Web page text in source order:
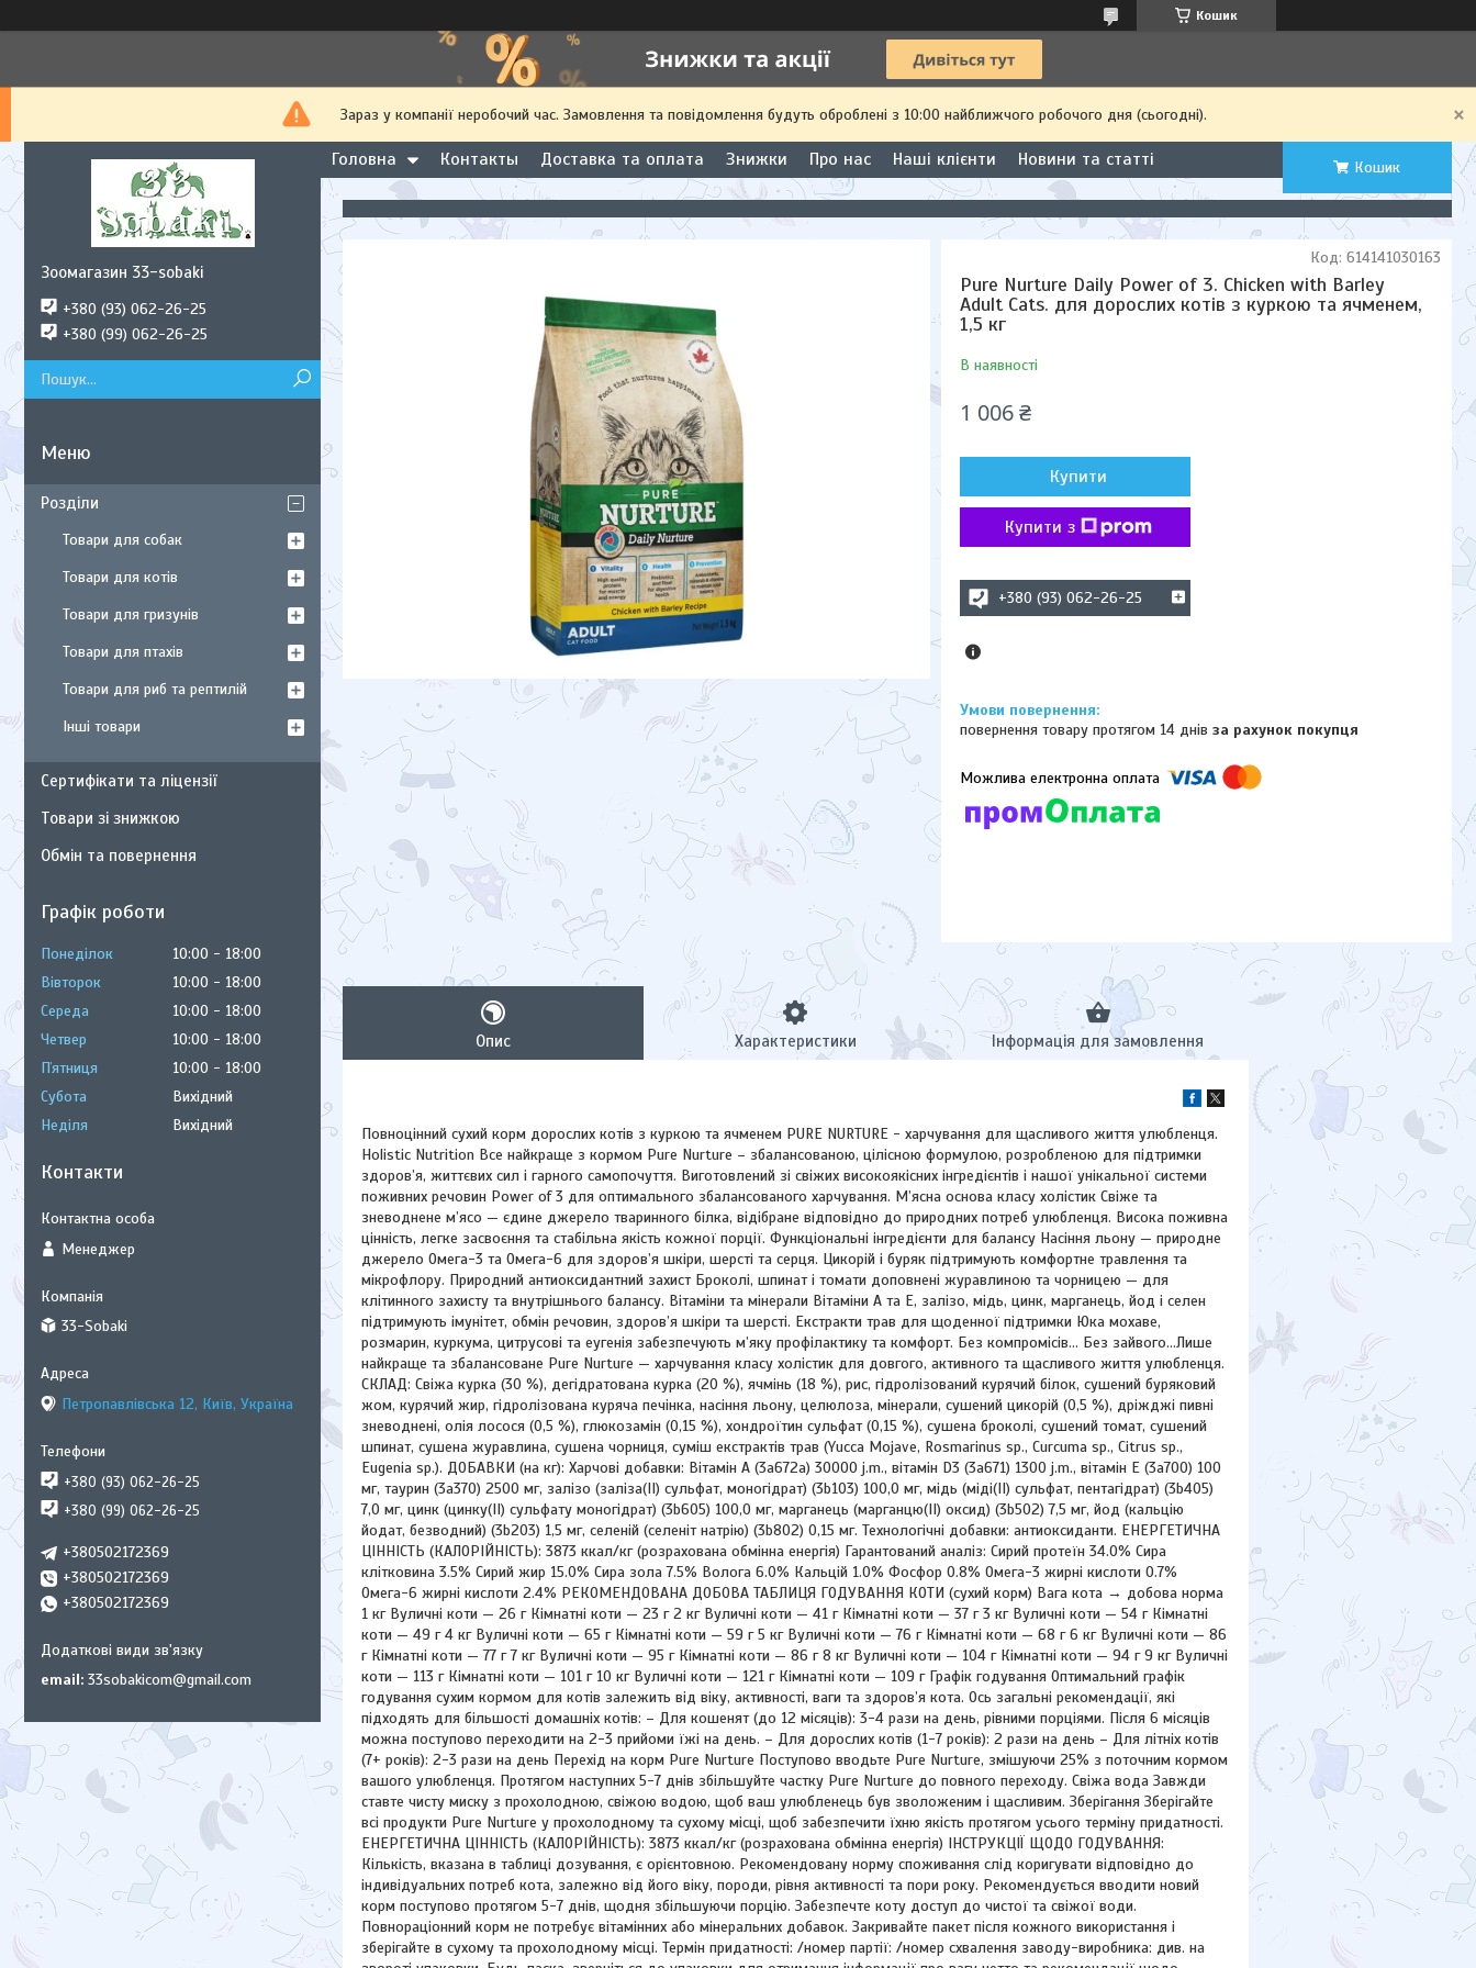
Кошик
Зараз у компанії неробочий час. Замовлення та повідомлення будуть оброблені з 10:00 найближчого робочого дня (сьогодні).
Головна Контакты Доставка та оплата Знижки Про нас Наші клієнти Новини та статті Кошик
Pure Nurture Daily Power of 3. Chicken with Barley
Adult Cats. для дорослих котів з куркою та ячменем,
1,5 кг
В наявності
Код: 614141030163
1 006 ₴
Купити
Купити з
+380 (93) 062-26-25
повернення товару протягом 14 днівза рахунок покупця
Опис Характеристики Інформація для замовлення
Повноцінний сухий корм дорослих котів з куркою та ячменем PURE NURTURE - харчування для щасливого життя улюбленця.
Holistic Nutrition Все найкраще з кормом Pure Nurture – збалансованою, цілісною формулою, розробленою для підтримки
здоров’я, життєвих сил і гарного самопочуття. Виготовлений зі свіжих високоякісних інгредієнтів і нашої унікальної системи
поживних речовин Power of 3 для оптимального збалансованого харчування. М’ясна основа класу холістик Свіже та
зневоднене м’ясо — єдине джерело тваринного білка, відібране відповідно до природних потреб улюбленця. Висока поживна
цінність, легке засвоєння та стабільна якість кожної порції. Функціональні інгредієнти для балансу Насіння льону — природне
джерело Омега-3 та Омега-6 для здоров’я шкіри, шерсті та серця. Цикорій і буряк підтримують комфортне травлення та
мікрофлору. Природний антиоксидантний захист Броколі, шпинат і томати доповнені журавлиною та чорницею — для
клітинного захисту та внутрішнього балансу. Вітаміни та мінерали Вітаміни A та E, залізо, мідь, цинк, марганець, йод і селен
підтримують імунітет, обмін речовин, здоров’я шкіри та шерсті. Екстракти трав для щоденної підтримки Юка мохаве,
розмарин, куркума, цитрусові та еугенія забезпечують м’яку профілактику та комфорт. Без компромісів... Без зайвого...Лише
найкраще та збалансоване Pure Nurture — харчування класу холістик для довгого, активного та щасливого життя улюбленця.
СКЛАД: Свіжа курка (30 %), дегідратована курка (20 %), ячмінь (18 %), рис, гідролізований курячий білок, сушений буряковий
жом, курячий жир, гідролізована куряча печінка, насіння льону, целюлоза, мінерали, сушений цикорій (0,5 %), дріжджі пивні
зневоднені, олія лосося (0,5 %), глюкозамін (0,15 %), хондроїтин сульфат (0,15 %), сушена броколі, сушений томат, сушений
шпинат, сушена журавлина, сушена чорниця, суміш екстрактів трав (Yucca Mojave, Rosmarinus sp., Curcuma sp., Citrus sp.,
Eugenia sp.). ДОБАВКИ (на кг): Харчові добавки: Вітамін А (3a672a) 30000 j.m., вітамін D3 (3a671) 1300 j.m., вітамін Е (3a700) 100
мг, таурин (3а370) 2500 мг, залізо (заліза(II) сульфат, моногідрат) (3b103) 100,0 мг, мідь (міді(II) сульфат, пентагідрат) (3b405)
7,0 мг, цинк (цинку(II) сульфату моногідрат) (3b605) 100,0 мг, марганець (марганцю(II) оксид) (3b502) 7,5 мг, йод (кальцію
йодат, безводний) (3b203) 1,5 мг, селеній (селеніт натрію) (3b802) 0,15 мг. Технологічні добавки: антиоксиданти. ЕНЕРГЕТИЧНА
ЦІННІСТЬ (КАЛОРІЙНІСТЬ): 3873 ккал/кг (розрахована обмінна енергія) Гарантований аналіз: Сирий протеїн 34.0% Сира
клітковина 3.5% Сирий жир 15.0% Сира зола 7.5% Волога 6.0% Кальцій 1.0% Фосфор 0.8% Омега-3 жирні кислоти 0.7%
Омега-6 жирні кислоти 2.4% РЕКОМЕНДОВАНА ДОБОВА ТАБЛИЦЯ ГОДУВАННЯ КОТИ (сухий корм) Вага кота → добова норма
1 кг Вуличні коти — 26 г Кімнатні коти — 23 г 2 кг Вуличні коти — 41 г Кімнатні коти — 37 г 3 кг Вуличні коти — 54 г Кімнатні
коти — 49 г 4 кг Вуличні коти — 65 г Кімнатні коти — 59 г 5 кг Вуличні коти — 76 г Кімнатні коти — 68 г 6 кг Вуличні коти — 86
г Кімнатні коти — 77 г 7 кг Вуличні коти — 95 г Кімнатні коти — 86 г 8 кг Вуличні коти — 104 г Кімнатні коти — 94 г 9 кг Вуличні
коти — 113 г Кімнатні коти — 101 г 10 кг Вуличні коти — 121 г Кімнатні коти — 109 г Графік годування Оптимальний графік
годування сухим кормом для котів залежить від віку, активності, ваги та здоров’я кота. Ось загальні рекомендації, які
підходять для більшості домашніх котів: – Для кошенят (до 12 місяців): 3-4 рази на день, рівними порціями. Після 6 місяців
можна поступово переходити на 2-3 прийоми їжі на день. – Для дорослих котів (1-7 років): 2 рази на день – Для літніх котів
(7+ років): 2-3 рази на день Перехід на корм Pure Nurture Поступово вводьте Pure Nurture, змішуючи 25% з поточним кормом
вашого улюбленця. Протягом наступних 5-7 днів збільшуйте частку Pure Nurture до повного переходу. Свіжа вода Завжди
ставте чисту миску з прохолодною, свіжою водою, щоб ваш улюбленець був зволоженим і щасливим. Зберігання Зберігайте
всі продукти Pure Nurture у прохолодному та сухому місці, щоб забезпечити їхню якість протягом усього терміну придатності.
ЕНЕРГЕТИЧНА ЦІННІСТЬ (КАЛОРІЙНІСТЬ): 3873 ккал/кг (розрахована обмінна енергія) ІНСТРУКЦІЇ ЩОДО ГОДУВАННЯ:
Кількість, вказана в таблиці дозування, є орієнтовною. Рекомендовану норму споживання слід коригувати відповідно до
індивідуальних потреб кота, залежно від його віку, породи, рівня активності та пори року. Рекомендується вводити новий
корм поступово протягом 5-7 днів, щодня збільшуючи порцію. Забезпечте коту доступ до чистої та свіжої води.
Повнораціонний корм не потребує вітамінних або мінеральних добавок. Закривайте пакет після кожного використання і
зберігайте в сухому та прохолодному місці. Термін придатності: /номер партії: /номер схвалення заводу-виробника: див. на
Зоомагазин 33-sobaki
+380 (93) 062-26-25
+380 (99) 062-26-25
Розділи
Товари для собак
Товари для котів
Товари для гризунів
Товари для птахів
Товари для риб та рептилій
Інші товари
Сертифікати та ліцензії
Товари зі знижкою
Обмін та повернення
Графік роботи
Понеділок 10:00
18:00
Вівторок
10:00
18:00
Середа
10:00
18:00
Четвер
10:00
18:00
Пʼятниця
10:00
18:00
Субота
Вихідний
Неділя
Вихідний
Контакти
Менеджер
33-Sobaki
Петропавлівська 12, Київ, Україна
+380 (93) 062-26-25
+380 (99) 062-26-25
+380502172369
+380502172369
+380502172369
email 33sobakicom@gmail.com